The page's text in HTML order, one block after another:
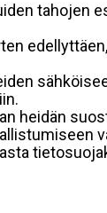
tahojen
heidän